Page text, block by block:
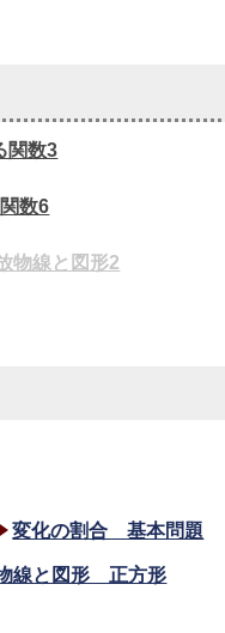
関数3
数6
物線と図形2
変化の割合 基本問題
線と図形 正方形